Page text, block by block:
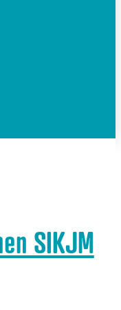
SIKJM